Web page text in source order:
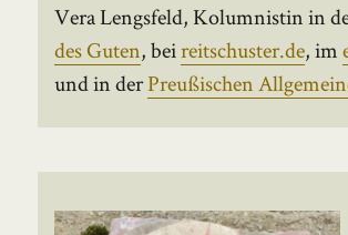
Vera Lengsfeld, Kolumnistin in
des Guten, beireitschuster.de, im
und in derPreußischen